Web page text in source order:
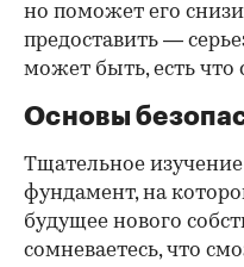
но поможет его
предоставить —
может быть, есть что
Основы
Тщательное
фундамент, на
будущее нового
сомневаетесь, что